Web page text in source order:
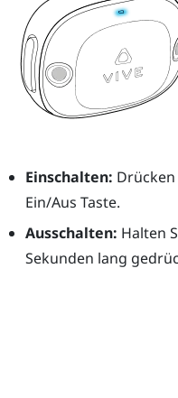
Einschalten:
Ein/Aus Taste.
Ausschalten: Halten
Sekunden lang